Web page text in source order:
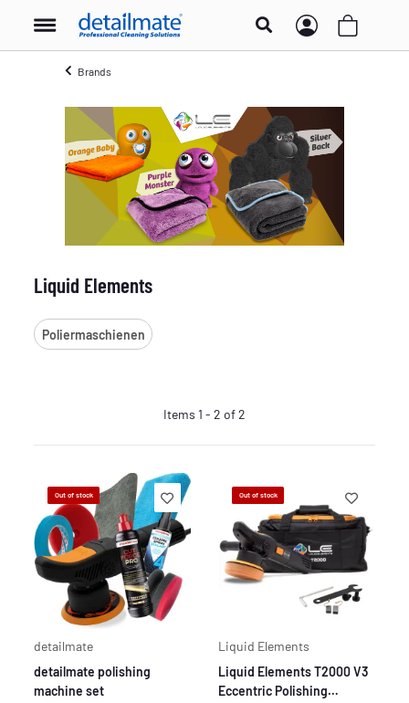
Brands
Liquid Elements
Poliermaschienen
Items 1 - 2 of 2
Out of stock
detailmate
detailmate polishing
machine set
Out of stock
Liquid Elements
Liquid Elements T2000 V3
Eccentric Polishing